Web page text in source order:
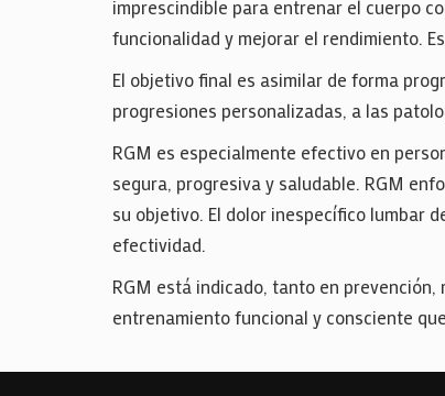
imprescindible para entrenar el cuerpo
funcionalidad y mejorar el rendimiento.
El objetivo final es asimilar de forma
progresiones personalizadas, a las
RGM es especialmente efectivo en
segura, progresiva y saludable. RGM
su objetivo. El dolor inespecífico lumbar
efectividad.
RGM está indicado, tanto en
entrenamiento funcional y consciente